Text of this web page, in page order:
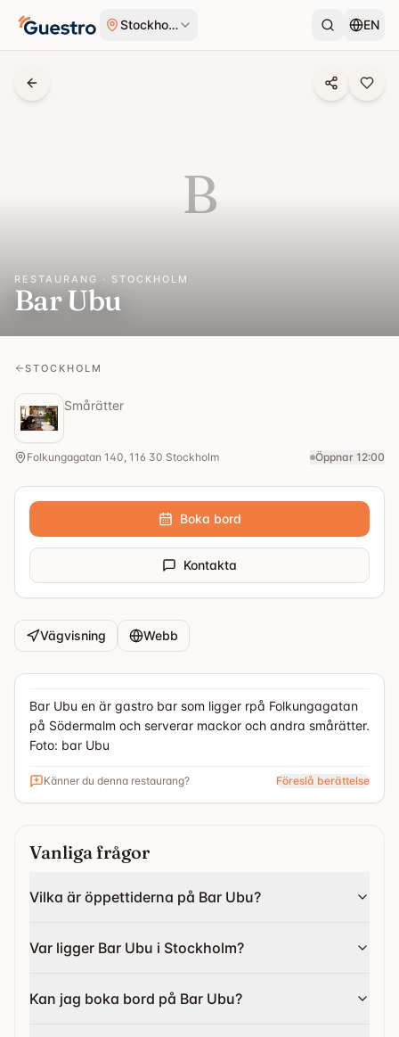
Stockholm EN
B
RESTAURANG · STOCKHOLM
Bar Ubu
STOCKHOLM
Smårätter
Folkungagatan 140, 116 30 Stockholm Öppnar 12:00
Boka bord
Kontakta
Vägvisning Webb
Bar Ubu en är gastro bar som ligger rpå Folkungagatan
på Södermalm och serverar mackor och andra smårätter.
Foto: bar Ubu
Känner du denna restaurang? Föreslå berättelse
Vanliga frågor
Vilka är öppettiderna på Bar Ubu?
Var ligger Bar Ubu i Stockholm?
Kan jag boka bord på Bar Ubu?